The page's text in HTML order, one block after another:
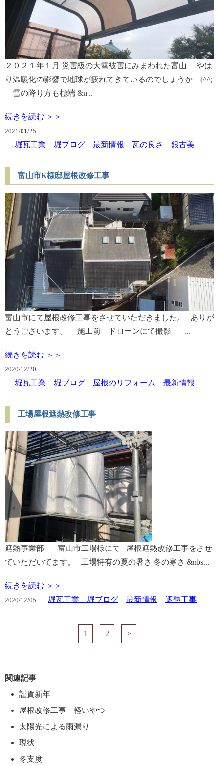
２０２１年１月 災害級の大雪被害にみまわれた富山 やは
り温暖化の影響で地球が疲れてきているのでしょうか (^^;
雪の降り方も極端 &n...
続きを読む ＞＞
2021/01/25
堀瓦工業 堀ブログ 最新情報 瓦の良さ 銀古美
富山市K様邸屋根改修工事
富山市にて屋根改修工事をさせていただきました。 ありが
とうございます。 施工前 ドローンにて撮影 ...
続きを読む ＞＞
2020/12/20
堀瓦工業 堀ブログ 屋根のリフォーム 最新情報
工場屋根遮熱改修工事
遮熱事業部 富山市工場様にて 屋根遮熱改修工事をさせ
ていただいてます。 工場特有の夏の暑さ 冬の寒さ &nbs...
続きを読む ＞＞
2020/12/05 堀瓦工業 堀ブログ 最新情報 遮熱工事
1 2 >
関連記事
謹賀新年
屋根改修工事 軽いやつ
太陽光による雨漏り
現状
冬支度